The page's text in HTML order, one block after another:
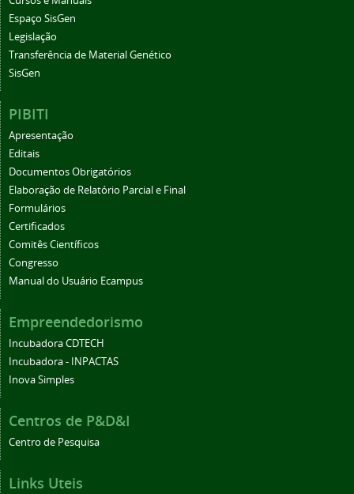
Espaço SisGen
Legislação
Transferência de Material Genético
SisGen
PIBITI
Apresentação
Editais
Documentos Obrigatórios
Elaboração de Relatório Parcial e Final
Formulários
Certificados
Comitês Científicos
Congresso
Manual do Usuário Ecampus
Empreendedorismo
Incubadora CDTECH
Incubadora - INPACTAS
Inova Simples
Centros de P&D&I
Centro de Pesquisa
Links Uteis